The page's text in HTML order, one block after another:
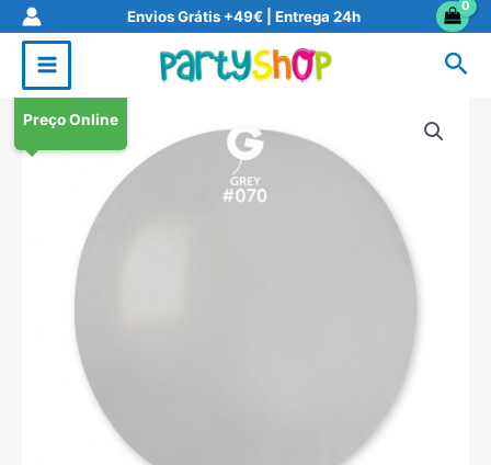
Skip
content
Envios Grátis +49€ | Entrega 24h
Preço Online